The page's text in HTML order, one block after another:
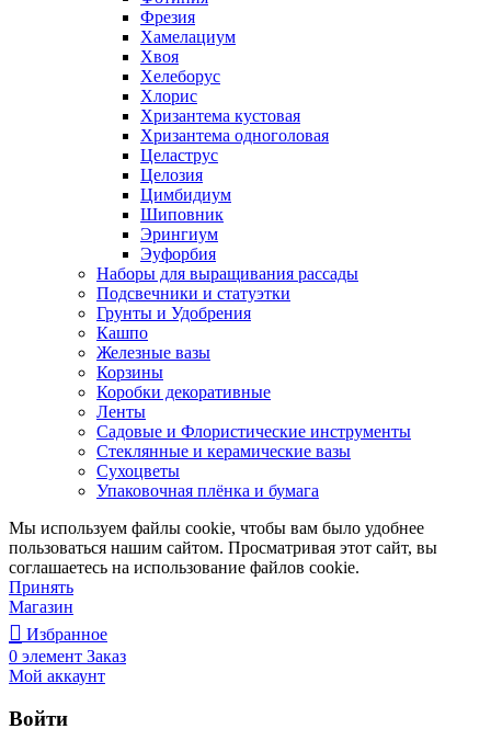
Фрезия
Хамелациум
Хвоя
Хелеборус
Хлорис
Хризантема кустовая
Хризантема одноголовая
Целаструс
Целозия
Цимбидиум
Шиповник
Эрингиум
Эуфорбия
Наборы для выращивания рассады
Подсвечники и статуэтки
Грунты и Удобрения
Кашпо
Железные вазы
Корзины
Коробки декоративные
Ленты
Садовые и Флористические инструменты
Стеклянные и керамические вазы
Сухоцветы
Упаковочная плёнка и бумага
Мы используем файлы cookie, чтобы вам было удобнее
пользоваться нашим сайтом. Просматривая этот сайт, вы
соглашаетесь на использование файлов cookie.
Принять
Магазин
Избранное
0 элемент Заказ
Мой аккаунт
Войти